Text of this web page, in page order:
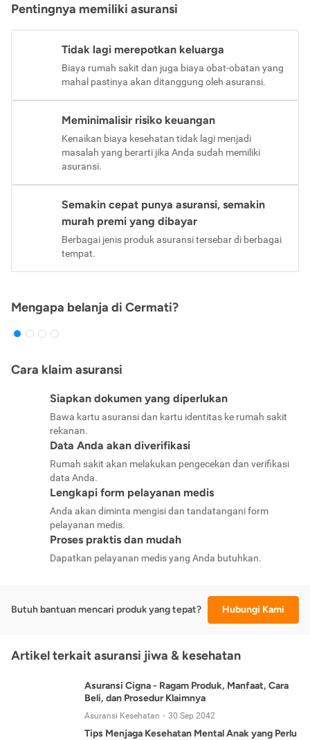
Pentingnya memiliki asuransi
Tidak lagi merepotkan keluarga
Biaya rumah sakit dan juga biaya obat-obatan yang
mahal pastinya akan ditanggung oleh asuransi.
Meminimalisir risiko keuangan
Kenaikan biaya kesehatan tidak lagi menjadi
masalah yang berarti jika Anda sudah memiliki
asuransi.
Semakin cepat punya asuransi, semakin
murah premi yang dibayar
Berbagai jenis produk asuransi tersebar di berbagai
tempat.
Mengapa belanja di Cermati?
Cara klaim asuransi
Siapkan dokumen yang diperlukan
Bawa kartu asuransi dan kartu identitas ke rumah sakit
rekanan.
Data Anda akan diverifikasi
Rumah sakit akan melakukan pengecekan dan verifikasi
data Anda.
Lengkapi form pelayanan medis
Anda akan diminta mengisi dan tandatangani form
pelayanan medis.
Proses praktis dan mudah
Dapatkan pelayanan medis yang Anda butuhkan.
Butuh bantuan mencari produk yang tepat? Hubungi Kami
Artikel terkait asuransi jiwa & kesehatan
Asuransi Cigna - Ragam Produk, Manfaat, Cara
Beli, dan Prosedur Klaimnya
Asuransi Kesehatan 30 Sep 2042
Tips Menjaga Kesehatan Mental Anak yang Perlu